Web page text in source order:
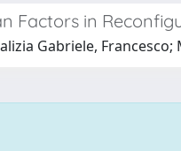
Factors in
Gabriele, Francesco;